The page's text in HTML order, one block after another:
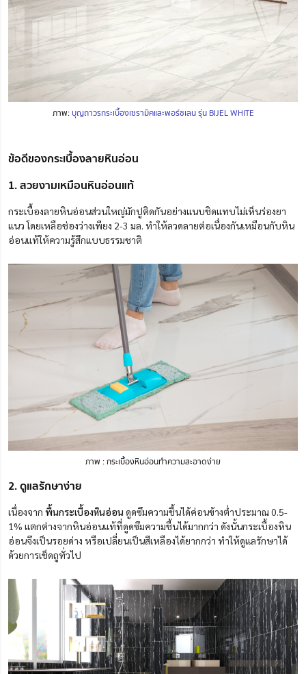
ภาพ: บุญถาวรกระเบื้องเซรามิคและพอร์ซเลน รุ่น BIJEL WHITE
ข้อดีของกระเบื้องลายหินอ่อน
1. สวยงามเหมือนหินอ่อนแท้
กระเบื้องลายหินอ่อนส่วนใหญ่มักปูติดกันอย่างแนบชิดแทบไม่เห็นร่องยา
แนว โดยเหลือช่องว่างเพียง 2-3 มล. ทำให้ลวดลายต่อเนื่องกันเหมือนกับหิน
อ่อนแท้ให้ความรู้สึกแบบธรรมชาติ
ภาพ : กระเบื้องหินอ่อนทำความสะอาดง่าย
2. ดูแลรักษาง่าย
เนื่องจาก พื้นกระเบื้องหินอ่อนดูดซึมความชื้นได้ค่อนข้างต่ำประมาณ 0.5-
1% แตกต่างจากหินอ่อนแท้ที่ดูดซึมความชื้นได้มากกว่า ดังนั้นกระเบื้องหิน
อ่อนจึงเป็นรอยด่าง หรือเปลี่ยนเป็นสีเหลืองได้ยากกว่า ทำให้ดูแลรักษาได้
ด้วยการเช็ดถูทั่วไป